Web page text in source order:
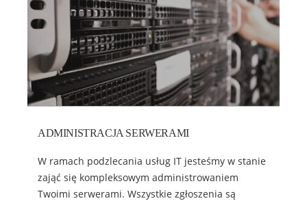
ADMINISTRACJA SERWERAMI
W ramach podzlecania usług IT jesteśmy w stanie
zająć się kompleksowym administrowaniem
Twoimi serwerami. Wszystkie zgłoszenia są